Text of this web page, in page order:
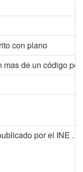
con plano
de un código
por el INE .